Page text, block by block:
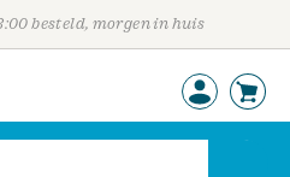
besteld, morgen in huis